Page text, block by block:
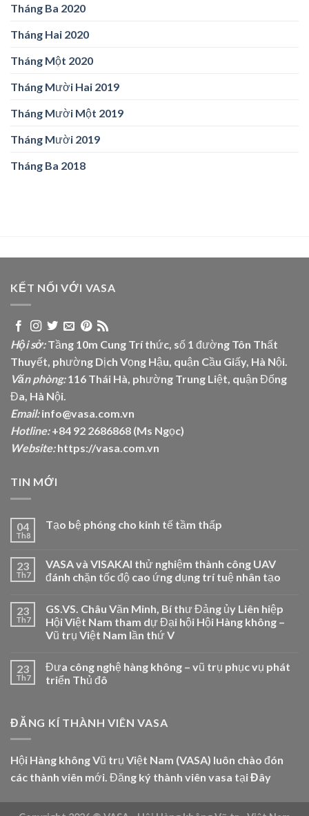
Tháng Ba 2020
Tháng Hai 2020
Tháng Một 2020
Tháng Mười Hai 2019
Tháng Mười Một 2019
Tháng Mười 2019
Tháng Ba 2018
KẾT NỐI VỚI VASA
Hội sở:Tầng 10m Cung Trí thức, số 1 đường Tôn Thất
Thuyết, phường Dịch Vọng Hậu, quận Cầu Giấy, Hà Nội.
Văn phòng:116 Thái Hà, phường Trung Liệt, quận Đống
Đa, Hà Nội.
Email:info@vasa.com.vn
Hotline:+84 92 2686868 (Ms Ngọc)
Website: https://vasa.com.vn
TIN MỚI
04
Th8
Tạo bệ phóng cho kinh tế tầm thấp
23
Th7
VASA và VISAKAI thử nghiệm thành công UAV
đánh chặn tốc độ cao ứng dụng trí tuệ nhân tạo
23
Th7
GS.VS. Châu Văn Minh, Bí thư Đảng ủy Liên hiệp
Hội Việt Nam tham dự Đại hội Hội Hàng không –
Vũ trụ Việt Nam lần thứ V
23
Th7
Đưa công nghệ hàng không – vũ trụ phục vụ phát
triển Thủ đô
ĐĂNG KÍ THÀNH VIÊN VASA
Hội Hàng không Vũ trụ Việt Nam (VASA) luôn chào đón
các thành viên mới. Đăng ký thành viên vasa tạiĐây